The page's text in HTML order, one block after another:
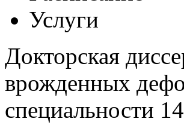
Услуги
Докторская
врожденных
специальности